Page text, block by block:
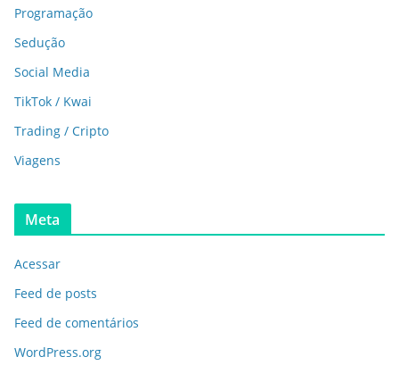
Programação
Sedução
Social Media
TikTok / Kwai
Trading / Cripto
Viagens
Meta
Acessar
Feed de posts
Feed de comentários
WordPress.org